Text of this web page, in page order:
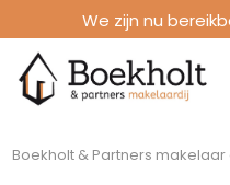
We zijn nu
Boekholt & Partners